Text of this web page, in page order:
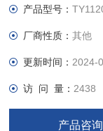
产品型号：
厂商性质：其他
更新时间： 2024-
访 问 量： 2438
产品咨询